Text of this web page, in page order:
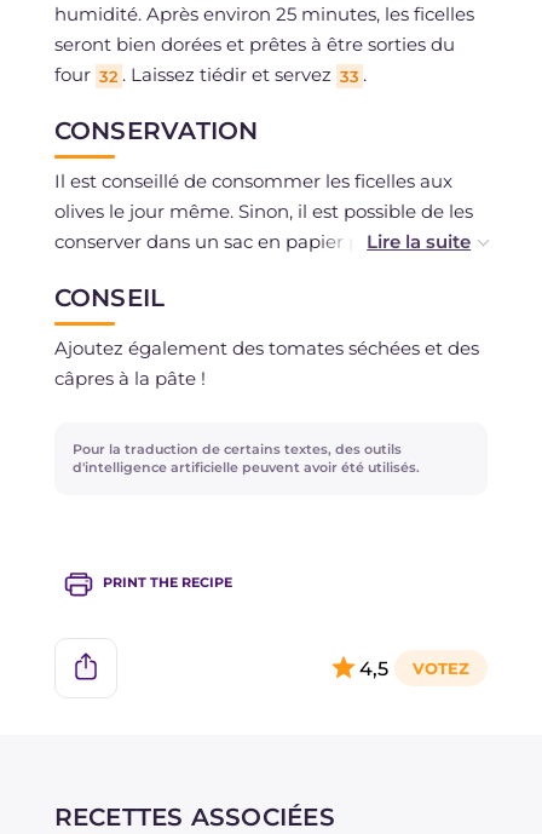
humidité. Après environ 25 minutes, les ficelles
seront bien dorées et prêtes à être sorties du
four 32 . Laissez tiédir et servez 33 .
CONSERVATION
Il est conseillé de consommer les ficelles aux
olives le jour même. Sinon, il est possible de les
conserver dans un sac en papier pendant 1 à 2
CONSEIL
Ajoutez également des tomates séchées et des
câpres à la pâte !
Pour la traduction de certains textes, des outils
d'intelligence artificielle peuvent avoir été utilisés.
PRINT THE RECIPE
4,5
RECETTES ASSOCIÉES